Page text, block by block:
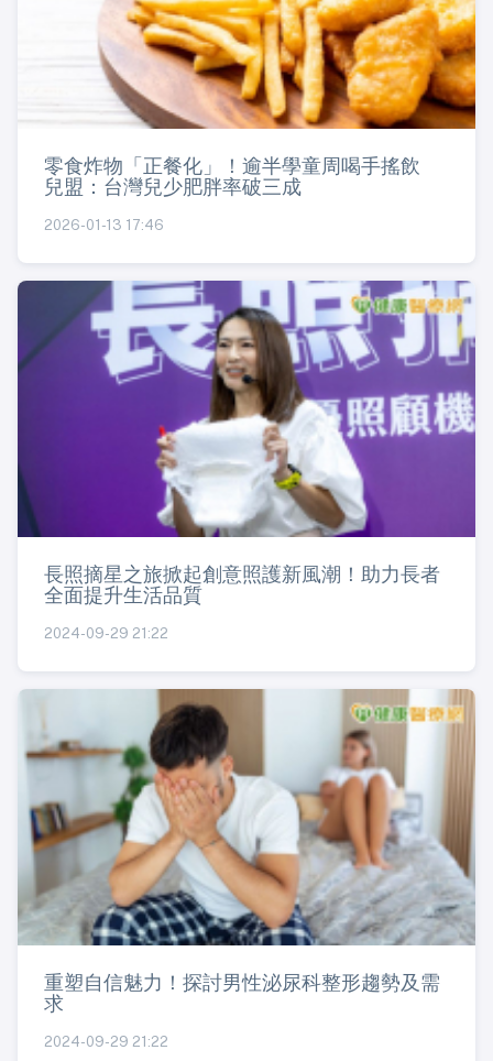
零食炸物「正餐化」！逾半學童周喝手搖飲
兒盟：台灣兒少肥胖率破三成
2026-01-13 17:46
長照摘星之旅掀起創意照護新風潮！助力長者
全面提升生活品質
2024-09-29 21:22
重塑自信魅力！探討男性泌尿科整形趨勢及需
求
2024-09-29 21:22